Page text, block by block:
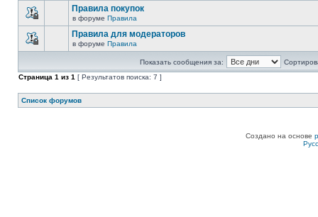
Правила покупок
в форуме Правила
Правила для модераторов
в форуме Правила
Показать сообщения за:
Страница 1 из 1 [ Результатов поиска: 7 ]
Список форумов
Создано на основе